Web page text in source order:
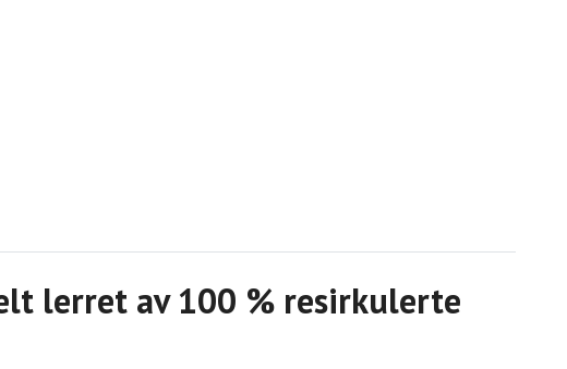
lerret av 100 % resirkulerte